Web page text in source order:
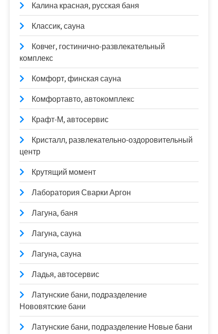
Калина красная, русская баня
Классик, сауна
Ковчег, гостинично-развлекательный
комплекс
Комфорт, финская сауна
Комфортавто, автокомплекс
Крафт-М, автосервис
Кристалл, развлекательно-оздоровительный
центр
Крутящий момент
Лаборатория Сварки Аргон
Лагуна, баня
Лагуна, сауна
Лагуна, сауна
Ладья, автосервис
Латунские бани, подразделение
Нововятские бани
Латунские бани, подразделение Новые бани